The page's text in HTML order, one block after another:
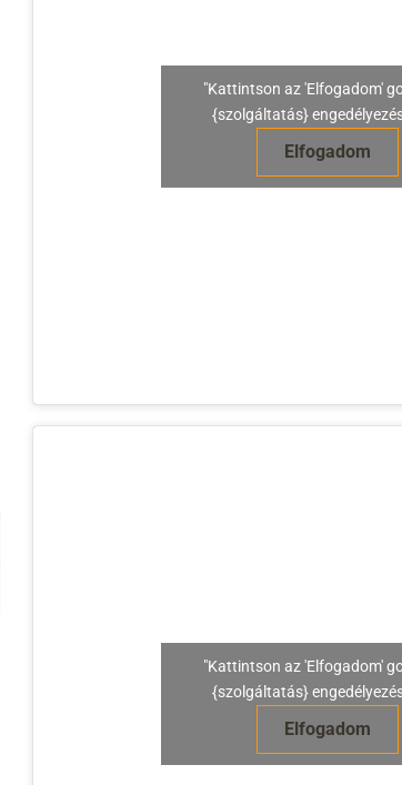
"Kattintson az 'Elfogadom'
{szolgáltatás}
Elfogadom
"Kattintson az 'Elfogadom'
{szolgáltatás}
Elfogadom